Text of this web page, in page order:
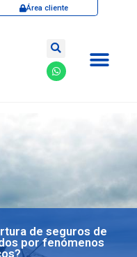
Área cliente
de seguros de
por fenómenos